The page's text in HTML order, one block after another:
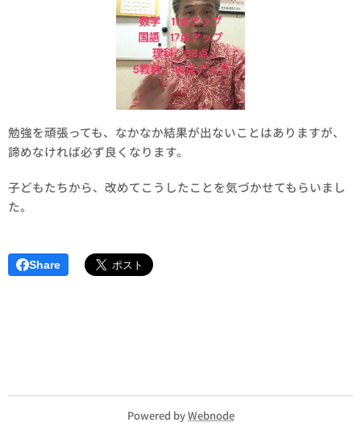
勉強を頑張っても、なかなか結果が出ないことはありますが、
諦めなければ必ず良くなります。
子どもたちから、改めてこうしたことを気づかせてもらいまし
た。
Share
Powered byWebnode